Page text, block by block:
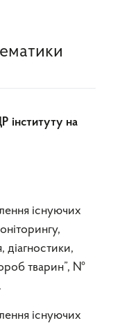
інституту на
існуючих
діагностики,
тварин”, №
існуючих